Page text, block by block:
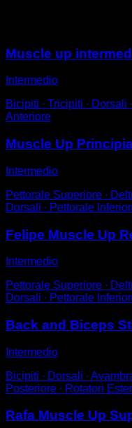
Muscle up
Intermedio
Bicipiti ∙ Tricipiti ∙
Anteriore
Muscle Up
Intermedio
Pettorale Superiore ∙
Dorsali ∙ Pettorale
Felipe Muscle Up
Intermedio
Pettorale Superiore ∙
Dorsali ∙ Pettorale
Back and Biceps
Intermedio
Bicipiti ∙ Dorsali ∙
Posteriore ∙ Rotatori
Rafa Muscle Up